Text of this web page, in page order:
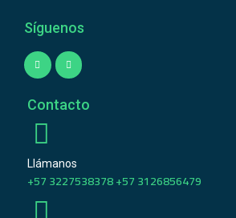
Síguenos
Contacto
Llámanos
+57 3227538378 +57 3126856479